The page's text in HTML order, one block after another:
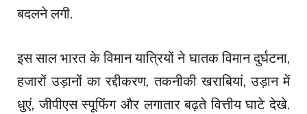
बदलने लगी.
इस साल भारत के विमान यात्रियों ने घातक विमान दुर्घटना,
हजारों उड़ानों का रद्दीकरण, तकनीकी खराबियां, उड़ान में
धुएं, जीपीएस स्पूफिंग और लगातार बढ़ते वित्तीय घाटे देखे.